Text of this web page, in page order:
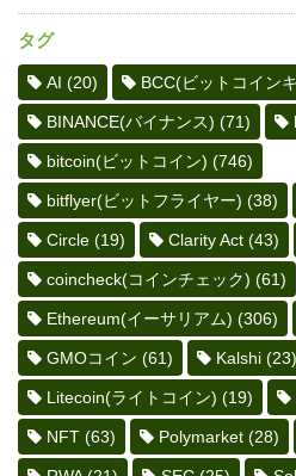
タグ
AI (20) BCC(ビットコイン
BINANCE(バイナンス) (71)
bitcoin(ビットコイン) (746)
bitflyer(ビットフライヤー) (38)
Circle (19) Clarity Act (43)
coincheck(コインチェック) (61)
Ethereum(イーサリアム) (306)
GMOコイン (61) Kalshi (23)
Litecoin(ライトコイン) (19)
NFT (63) Polymarket (28)